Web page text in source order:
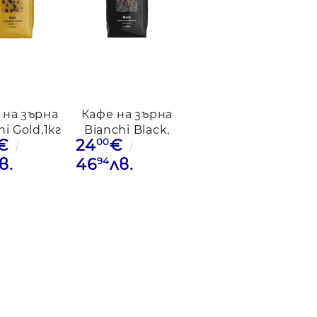
зърна
Gold,1кг
Кафе на зърна
Bianchi Black,
1кг
2400€
4694лв.